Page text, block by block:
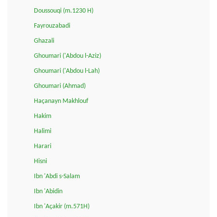
Doussouqi (m.1230 H)
Fayrouzabadi
Ghazali
Ghoumari ('Abdou l-Aziz)
Ghoumari ('Abdou l-Lah)
Ghoumari (Ahmad)
Haçanayn Makhlouf
Hakim
Halimi
Harari
Hisni
Ibn 'Abdi s-Salam
Ibn 'Abidin
Ibn 'Açakir (m.571H)